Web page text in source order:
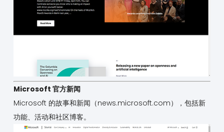
Microsoft 官方新闻
Microsoft 的故事和新闻（news.microsoft.com），包括新
功能、活动和社区博客。